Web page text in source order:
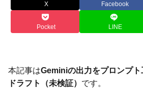
X Facebook
Pocket LINE
本記事はGeminiの出力をプロンプ
ドラフト（未検証） です。